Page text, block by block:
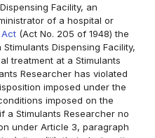
Facility, an
of a hospital or
(Act No. 205 of 1948) the
Dispensing Facility,
treatment at a Stimulants
Researcher has violated
imposed under the
imposed on the
a Stimulants Researcher no
under Article 3, paragraph